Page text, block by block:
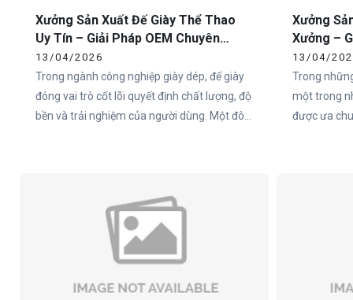
Xưởng Sản Xuất Đế Giày Thể Thao
Uy Tín – Giải Pháp OEM Chuyên
Nghiệp Tại Việt Nam
13/04/2026
Trong ngành công nghiệp giày dép, đế giày
đóng vai trò cốt lõi quyết định chất lượng, độ
bền và trải nghiệm của người dùng. Một đôi
sản xuất đế giày thể thao uy tín là yếu tố
sống còn đối với các thương hiệu.
Xưởng
Xưởng –
Toàn
13/04/
Trong
một trong
được ưa